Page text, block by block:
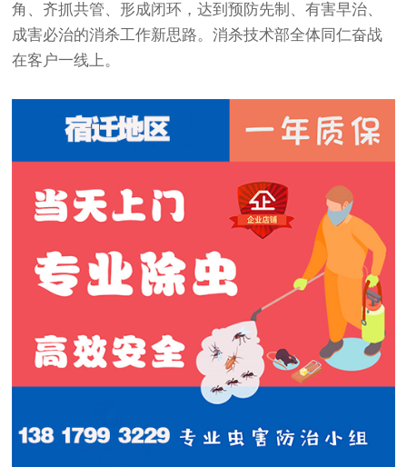
角、齐抓共管、形成闭环，达到预防先制、有害早治、
成害必治的消杀工作新思路。消杀技术部全体同仁奋战
在客户一线上。